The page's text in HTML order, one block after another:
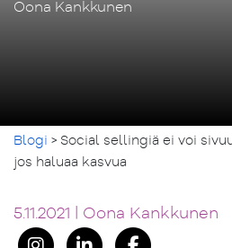
Oona Kankkunen
Blogi > Social sellingiä ei voi
jos haluaa kasvua
5.11.2021 | Oona Kankkunen